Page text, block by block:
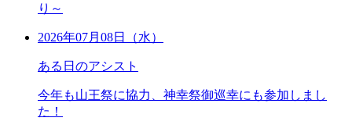
り～
2026年07月08日（水）
ある日のアシスト
今年も山王祭に協力、神幸祭御巡幸にも参加しまし
た！